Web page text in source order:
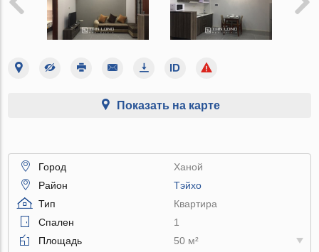
Показать на карте
Город
Ханой
Район
Тэйхо
Тип
Квартира
Спален
1
Площадь
50 м²